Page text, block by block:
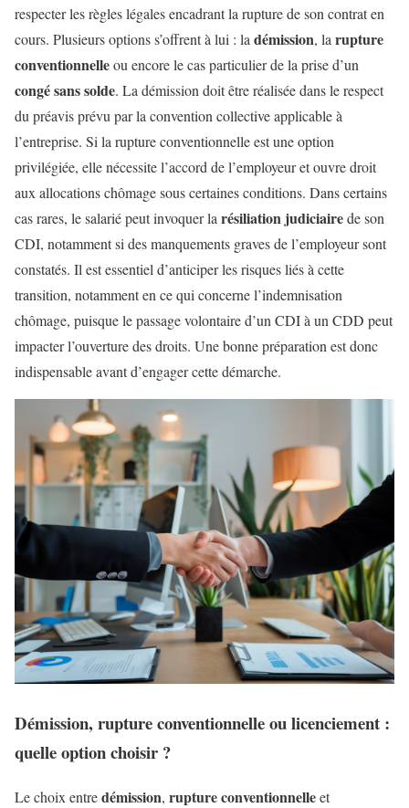
respecter les règles légales encadrant la rupture de son contrat en
cours. Plusieurs options s’offrent à lui : la démission, la rupture
conventionnelleou encore le cas particulier de la prise d’un
congé sans solde. La démission doit être réalisée dans le respect
du préavis prévu par la convention collective applicable à
l’entreprise. Si la rupture conventionnelle est une option
privilégiée, elle nécessite l’accord de l’employeur et ouvre droit
aux allocations chômage sous certaines conditions. Dans certains
cas rares, le salarié peut invoquer la résiliation judiciairede son
CDI, notamment si des manquements graves de l’employeur sont
constatés. Il est essentiel d’anticiper les risques liés à cette
transition, notamment en ce qui concerne l’indemnisation
chômage, puisque le passage volontaire d’un CDI à un CDD peut
impacter l’ouverture des droits. Une bonne préparation est donc
indispensable avant d’engager cette démarche.
Démission, rupture conventionnelle ou licenciement :
quelle option choisir ?
Le choix entredémission, rupture conventionnelleet